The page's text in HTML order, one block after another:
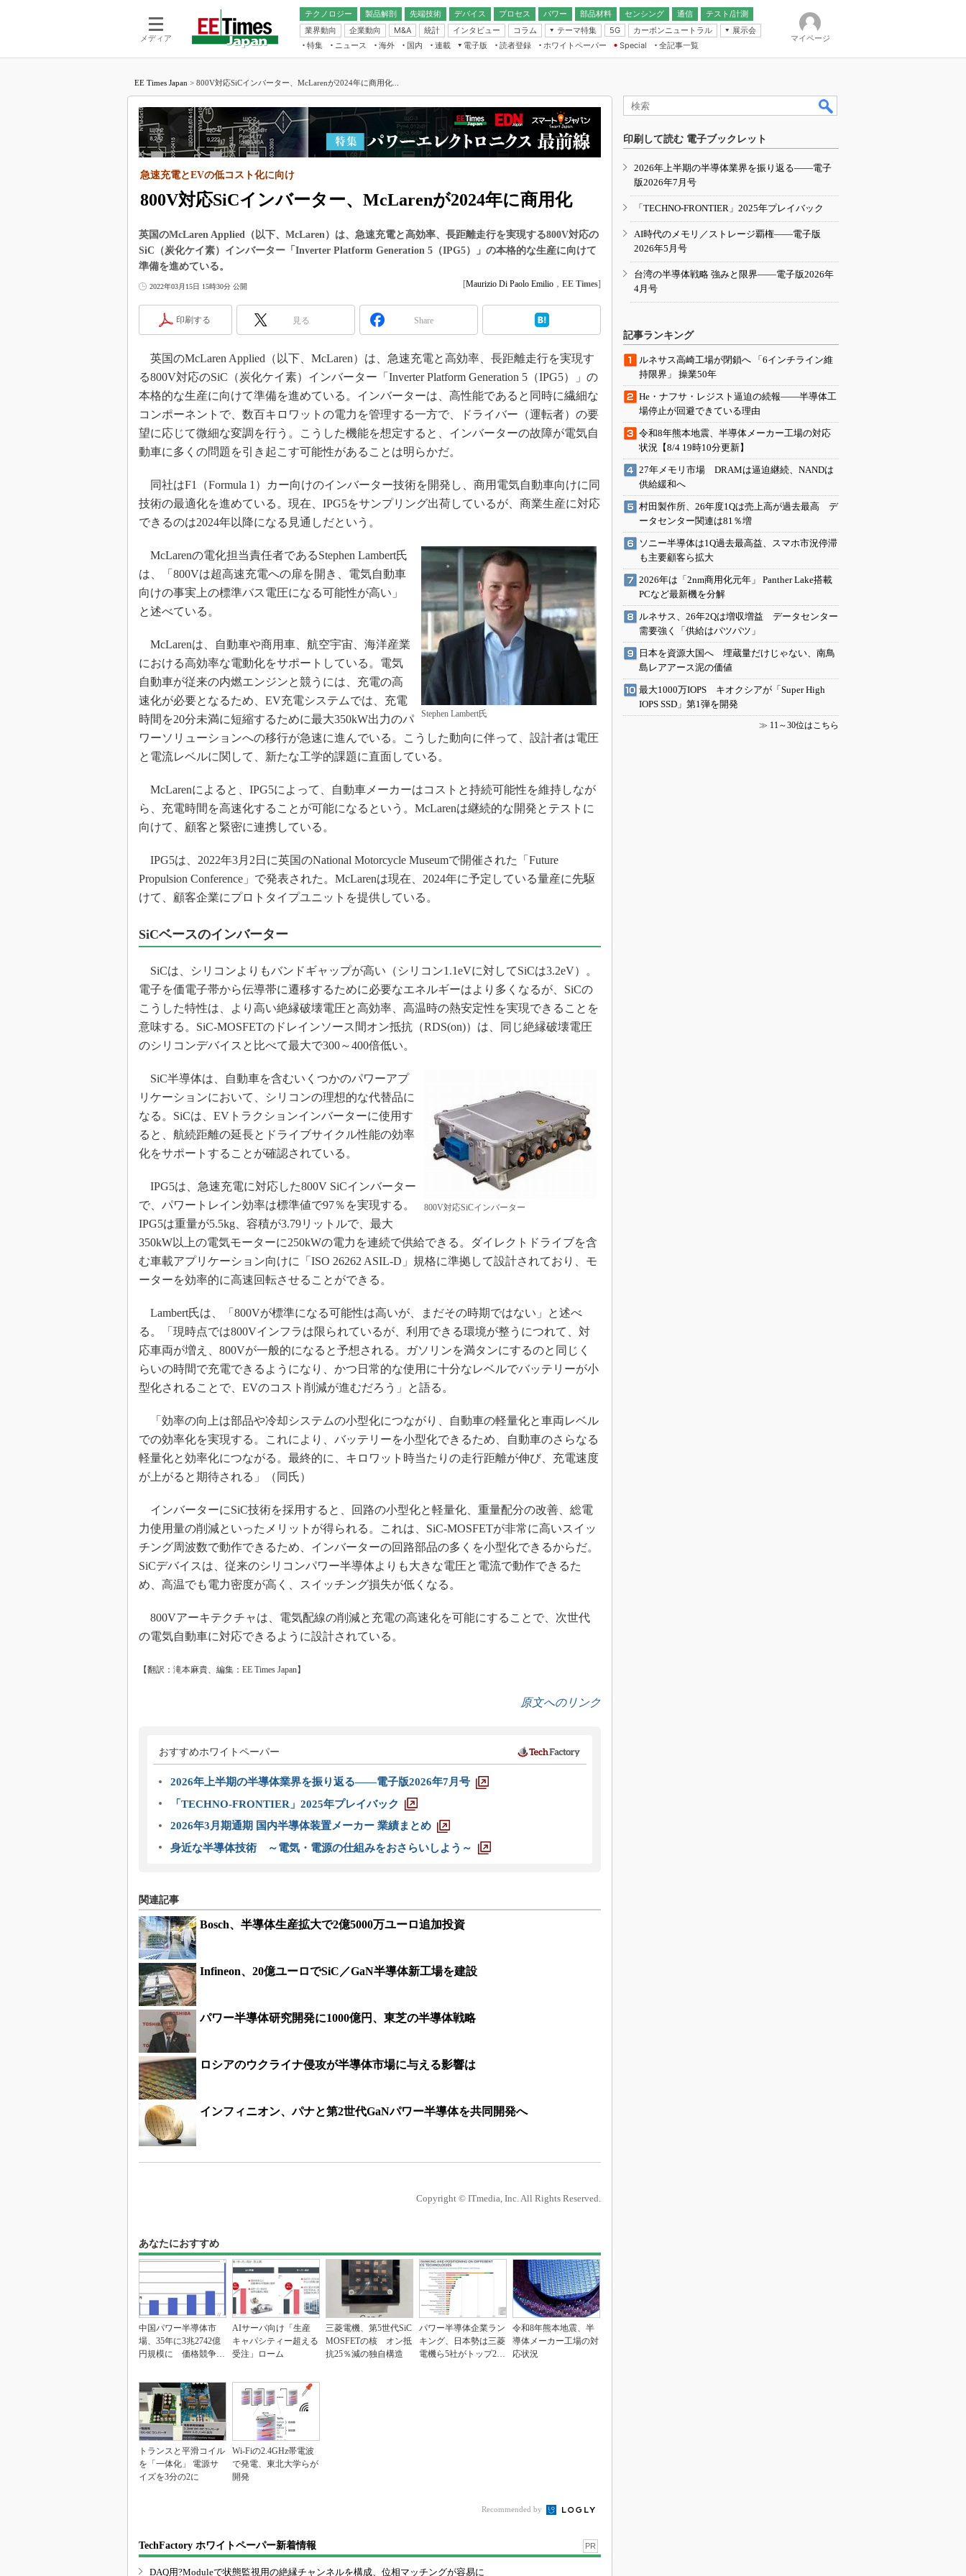
メディア
テクノロジー 製品解剖
先端技術
電池／エネルギー
デバイス
アナログ
マイコン
FPGA
プロセス パワー 部品材料 センシング
通信
無線
テスト/計測
業界動向
企業動向 M&A 統計 インタビュー コラム
テーマ特集
フィジカルAI
半導体後工程
読者調査（EE Times Research）
カーボンニュートラル
電源設計（EDN Japan）
Japan）
5G カーボンニュートラル
展示会
IoT・エッジコンピューティング
EXPO
EdgeTech＋
TECHNO-FRONTIER
人とくるま展
特集 ニュース 海外 国内
連載
福田昭のデバイス通信
湯之上隆のナノフォーカス
大山聡の業界スコープ
大原雄介のエレ・組み込みプレイバ
学漂流記
踊るバズワード ～Behind the
Buzzword
製品分解で探るアジアの新トレンド
光伝送技術を知る
改革、執念の180日
イノベーションは日本を救うのか
IHSアナリスト「未来展望」
「英語に愛されないエンジニア」の
ための新行動論
電子版
電子ブックレット
読者登録 ホワイトペーパー
Special
全記事一覧
マイページ
EE Times Japan > 800V対応SiCインバーター、McLarenが2024年に商用化...
800V対応SiCインバーター、McLarenが2024年に商用化
急速充電とEVの低コスト化に向け
英国のMcLaren Applied（以下、McLaren）は、急速充電と高効率、長距離走行を実現する800V対応の
SiC（炭化ケイ素）インバーター「Inverter Platform Generation 5（IPG5）」の本格的な生産に向けて
準備を進めている。
2022年03月15日 15時30分 公開 [Maurizio Di Paolo Emilio ， EE Times]
印刷する 見る Share
英国のMcLaren Applied（以下、McLaren）は、急速充電と高効率、長距離走行を実現す
る800V対応のSiC（炭化ケイ素）インバーター「Inverter Platform Generation 5（IPG5）」の
本格的な生産に向けて準備を進めている。インバーターは、高性能であると同時に繊細な
コンポーネントで、数百キロワットの電力を管理する一方で、ドライバー（運転者）の要
望に応じて微細な変調を行う。こうした機能を想定すると、インバーターの故障が電気自
動車に多くの問題を引き起こす可能性があることは明らかだ。
同社はF1（Formula 1）カー向けのインバーター技術を開発し、商用電気自動車向けに同
技術の最適化を進めている。現在、IPG5をサンプリング出荷しているが、商業生産に対応
できるのは2024年以降になる見通しだという。
Stephen Lambert氏
McLarenの電化担当責任者であるStephen Lambert氏
は、「800Vは超高速充電への扉を開き、電気自動車
向けの事実上の標準バス電圧になる可能性が高い」
と述べている。
McLarenは、自動車や商用車、航空宇宙、海洋産業
における高効率な電動化をサポートしている。電気
自動車が従来の内燃エンジンと競うには、充電の高
速化が必要となるため、EV充電システムでは、充電
時間を20分未満に短縮するために最大350kW出力のパ
ワーソリューションへの移行が急速に進んでいる。こうした動向に伴って、設計者は電圧
と電流レベルに関して、新たな工学的課題に直面している。
McLarenによると、IPG5によって、自動車メーカーはコストと持続可能性を維持しなが
ら、充電時間を高速化することが可能になるという。McLarenは継続的な開発とテストに
向けて、顧客と緊密に連携している。
IPG5は、2022年3月2日に英国のNational Motorcycle Museumで開催された「Future
Propulsion Conference」で発表された。McLarenは現在、2024年に予定している量産に先駆
けて、顧客企業にプロトタイプユニットを提供している。
SiCベースのインバーター
SiCは、シリコンよりもバンドギャップが高い（シリコン1.1eVに対してSiCは3.2eV）。
電子を価電子帯から伝導帯に遷移するために必要なエネルギーはより多くなるが、SiCの
こうした特性は、より高い絶縁破壊電圧と高効率、高温時の熱安定性を実現できることを
意味する。SiC-MOSFETのドレインソース間オン抵抗（RDS(on)）は、同じ絶縁破壊電圧
のシリコンデバイスと比べて最大で300～400倍低い。
800V対応SiCインバーター
SiC半導体は、自動車を含むいくつかのパワーアプ
リケーションにおいて、シリコンの理想的な代替品に
なる。SiCは、EVトラクションインバーターに使用す
ると、航続距離の延長とドライブサイクル性能の効率
化をサポートすることが確認されている。
IPG5は、急速充電に対応した800V SiCインバーター
で、パワートレイン効率は標準値で97％を実現する。
IPG5は重量が5.5kg、容積が3.79リットルで、最大
350kW以上の電気モーターに250kWの電力を連続で供給できる。ダイレクトドライブを含
む車載アプリケーション向けに「ISO 26262 ASIL-D」規格に準拠して設計されており、モ
ーターを効率的に高速回転させることができる。
Lambert氏は、「800Vが標準になる可能性は高いが、まだその時期ではない」と述べ
る。「現時点では800Vインフラは限られているが、利用できる環境が整うにつれて、対
応車両が増え、800Vが一般的になると予想される。ガソリンを満タンにするのと同じく
らいの時間で充電できるようになり、かつ日常的な使用に十分なレベルでバッテリーが小
型化されることで、EVのコスト削減が進むだろう」と語る。
「効率の向上は部品や冷却システムの小型化につながり、自動車の軽量化と車両レベル
での効率化を実現する。これにより、バッテリーを小型化できるため、自動車のさらなる
軽量化と効率化につながる。最終的に、キロワット時当たりの走行距離が伸び、充電速度
が上がると期待される」（同氏）
インバーターにSiC技術を採用すると、回路の小型化と軽量化、重量配分の改善、総電
力使用量の削減といったメリットが得られる。これは、SiC-MOSFETが非常に高いスイッ
チング周波数で動作できるため、インバーターの回路部品の多くを小型化できるからだ。
SiCデバイスは、従来のシリコンパワー半導体よりも大きな電圧と電流で動作できるた
め、高温でも電力密度が高く、スイッチング損失が低くなる。
800Vアーキテクチャは、電気配線の削減と充電の高速化を可能にすることで、次世代
の電気自動車に対応できるように設計されている。
【翻訳：滝本麻貴、編集：EE Times Japan】
原文へのリンク
おすすめホワイトペーパー
2026年上半期の半導体業界を振り返る――電子版2026年7月号
「TECHNO-FRONTIER」2025年プレイバック
2026年3月期通期 国内半導体装置メーカー 業績まとめ
身近な半導体技術 ～電気・電源の仕組みをおさらいしよう～
関連記事
Bosch、半導体生産拡大で2億5000万ユーロ追加投資
Infineon、20億ユーロでSiC／GaN半導体新工場を建設
パワー半導体研究開発に1000億円、東芝の半導体戦略
ロシアのウクライナ侵攻が半導体市場に与える影響は
インフィニオン、パナと第2世代GaNパワー半導体を共同開発へ
Copyright © ITmedia, Inc. All Rights Reserved.
あなたにおすすめ
中国パワー半導体市
場、35年に3兆2742億
円規模に 価格競争さ
AIサーバ向け「生産
キャパシティー超える
受注」ローム
三菱電機、第5世代SiC
MOSFETの核 オン抵
抗25％減の独自構造
パワー半導体企業ラン
キング、日本勢は三菱
電機ら5社がトップ20
令和8年熊本地震、半
導体メーカー工場の対
応状況
トランスと平滑コイル
を「一体化」 電源サ
イズを3分の2に
Wi-Fiの2.4GHz帯電波
で発電、東北大学らが
開発
Recommended by
TechFactory ホワイトペーパー新着情報 PR
DAQ用?Moduleで状態監視用の絶縁チャンネルを構成、位相マッチングが容易に
印刷して読む 電子ブックレット
2026年上半期の半導体業界を振り返る――電子
版2026年7月号
「TECHNO-FRONTIER」2025年プレイバック
AI時代のメモリ／ストレージ覇権――電子版
2026年5月号
台湾の半導体戦略 強みと限界――電子版2026年
4月号
記事ランキング
ルネサス高崎工場が閉鎖へ 「6インチライン維
持限界」 操業50年
He・ナフサ・レジスト逼迫の続報――半導体工
場停止が回避できている理由
令和8年熊本地震、半導体メーカー工場の対応
状況【8/4 19時10分更新】
27年メモリ市場 DRAMは逼迫継続、NANDは
供給緩和へ
村田製作所、26年度1Qは売上高が過去最高 デ
ータセンター関連は81％増
ソニー半導体は1Q過去最高益、スマホ市況停滞
も主要顧客ら拡大
2026年は「2nm商用化元年」 Panther Lake搭載
PCなど最新機を分解
ルネサス、26年2Qは増収増益 データセンター
需要強く「供給はパツパツ」
日本を資源大国へ 埋蔵量だけじゃない、南鳥
島レアアース泥の価値
最大1000万IOPS キオクシアが「Super High
IOPS SSD」第1弾を開発
≫ 11～30位はこちら